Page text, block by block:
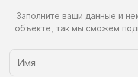
Заполните ваши данные и
объекте, так мы сможем